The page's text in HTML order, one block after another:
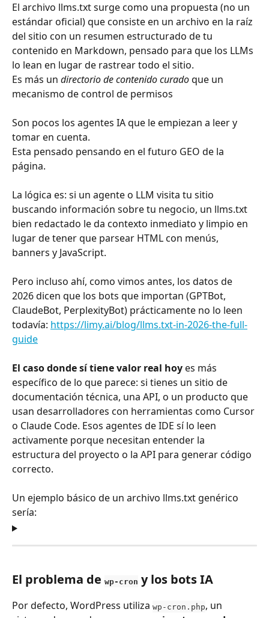
El archivo llms.txt surge como una propuesta (no un
estándar oficial) que consiste en un archivo en la raíz
del sitio con un resumen estructurado de tu
contenido en Markdown, pensado para que los LLMs
lo lean en lugar de rastrear todo el sitio.
Es más un directorio de contenido curado que un
mecanismo de control de permisos
Son pocos los agentes IA que le empiezan a leer y
tomar en cuenta.
Esta pensado pensando en el futuro GEO de la
página.
La lógica es: si un agente o LLM visita tu sitio
buscando información sobre tu negocio, un llms.txt
bien redactado le da contexto inmediato y limpio en
lugar de tener que parsear HTML con menús,
banners y JavaScript.
Pero incluso ahí, como vimos antes, los datos de
2026 dicen que los bots que importan (GPTBot,
ClaudeBot, PerplexityBot) prácticamente no lo leen
todavía: https://limy.ai/blog/llms.txt-in-2026-the-full-
guide
El caso donde sí tiene valor real hoy es más
específico de lo que parece: si tienes un sitio de
documentación técnica, una API, o un producto que
usan desarrolladores con herramientas como Cursor
o Claude Code. Esos agentes de IDE sí lo leen
activamente porque necesitan entender la
estructura del proyecto o la API para generar código
correcto.
Un ejemplo básico de un archivo llms.txt genérico
sería:
El problema de wp-cron y los bots IA
Por defecto, WordPress utiliza wp-cron.php, un